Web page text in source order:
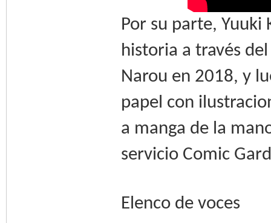
Por su parte, Yuuki
historia a través
Narou en 2018, y
papel con
a manga de la
servicio Comic
Elenco de voces